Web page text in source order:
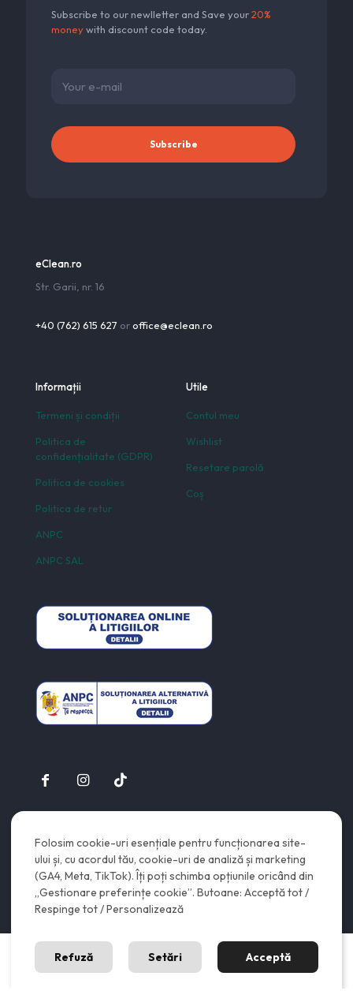
Subscribe to our newlletter and Save your20%
moneywith discount code today.
eClean.ro
Str. Garii, nr. 16
+40 (762) 615 627 oroffice@eclean.ro
Informații
Termeni și condiții
Politica de
confidențialitate (GDPR)
Politica de cookies
Politica de retur
ANPC
ANPC SAL
Utile
Contul meu
Wishlist
Resetare parolă
Coș
Vop
Folosim cookie-uri esențiale pentru funcționarea site-
ului și, cu acordul tău, cookie-uri de analiză și marketing
(GA4, Meta, TikTok). Îți poți schimba opțiunile oricând din
„Gestionare preferințe cookie”. Butoane: Acceptă tot /
Respinge tot / Personalizează
Acceptă
Setări
Refuză